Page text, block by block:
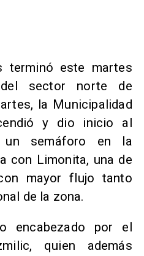
terminó este martes
sector norte de
la Municipalidad
y dio inicio al
un semáforo en la
con Limonita, una de
mayor flujo tanto
de la zona.
encabezado por el
quien además